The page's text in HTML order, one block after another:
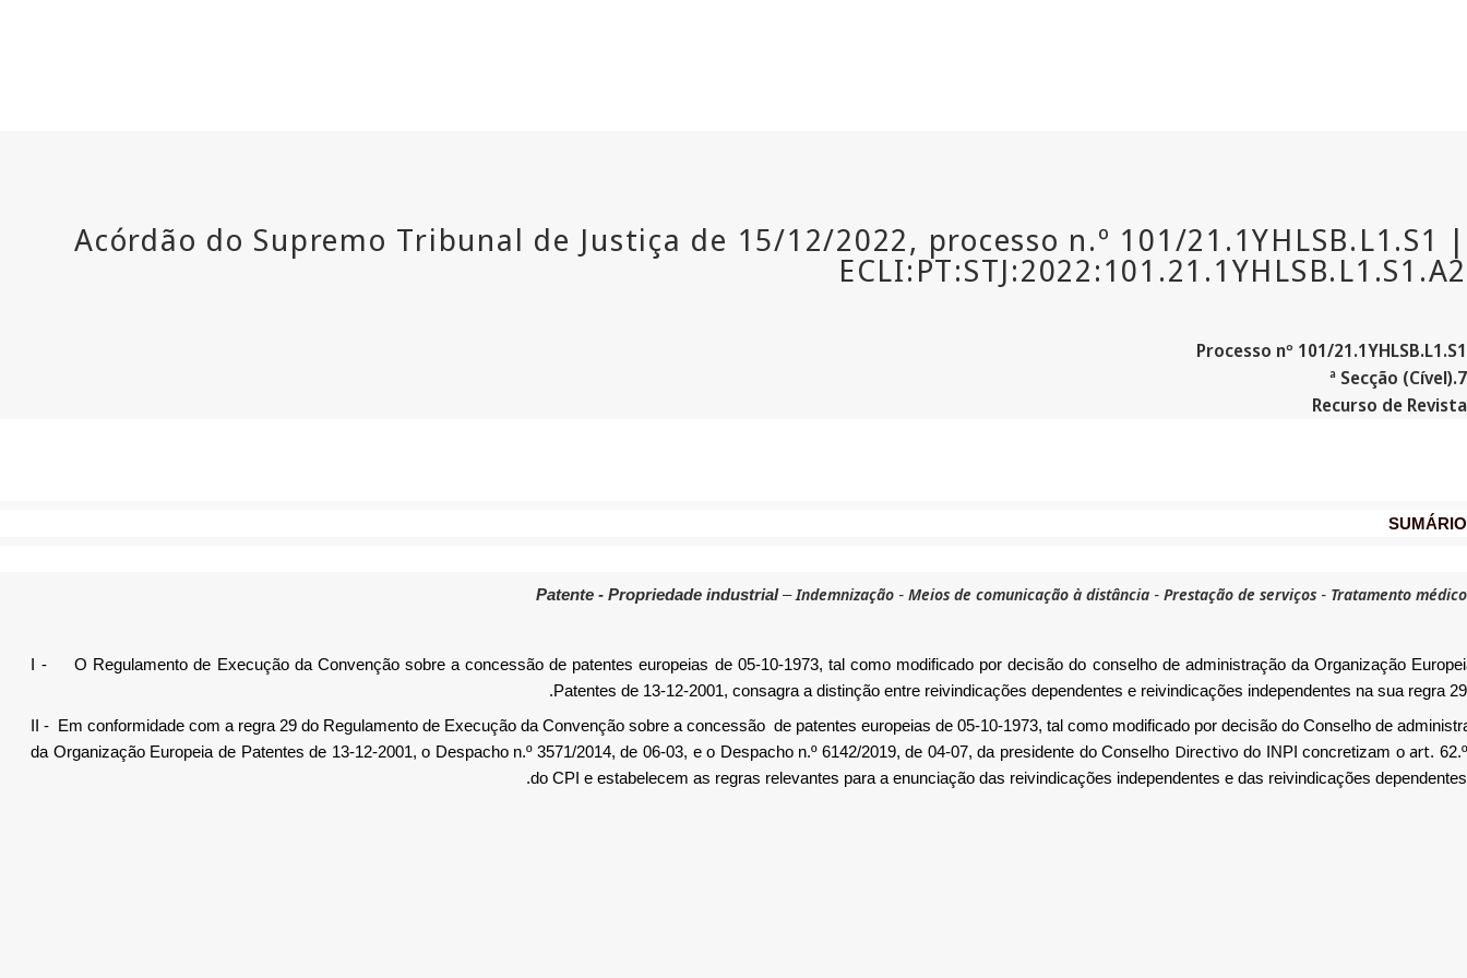
Processo nº 101/21.1YHLSB.L1.S1
7.ª Secção (Cível)
Recurso de Revista
SUMÁRIO
Patente - Propriedade industrial–Indemnização - Meios de comunicação à distância - Prestação de serviços - Tratamento médico
I -
O Regulamento de Execução da Convenção sobre a concessão de patentes europeias de 05-10-1973, tal como modificado por decisão do conselho de administração da Organização
Patentes de 13-12-2001, consagra a distinção entre reivindicações dependentes e reivindicações independentes na sua regra 29.
II -
Em conformidade com a regra 29 do Regulamento de Execução da Convenção sobre a concessão de patentes europeias de 05-10-1973, tal como modificado por decisão do Conselho de
da Organização Europeia de Patentes de 13-12-2001, o Despacho n.º 3571/2014, de 06-03, e o Despacho n.º 6142/2019, de 04-07, da presidente do Conselho Directivo do INPI concretizam oart. 62.º
do CPI e estabelecem as regras relevantes para a enunciação das reivindicações independentes e das reivindicações dependentes.